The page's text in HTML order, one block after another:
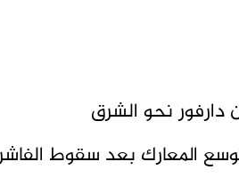
دارفور نحو الشرق